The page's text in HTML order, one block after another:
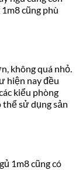
cũng phù
không quá nhỏ.
hiện nay đều
kiểu phòng
thể sử dụng sản
1m8 cũng có